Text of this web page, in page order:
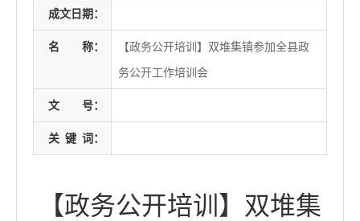
成文日期：
名 称：
【政务公开培训】双堆集镇参加全县政
务公开工作培训会
文 号：
关 键 词：
【政务公开培训】双堆集